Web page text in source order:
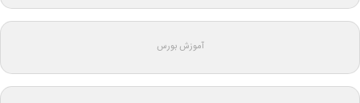
آموزش بورس